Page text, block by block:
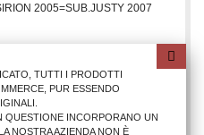
2005=SUB.JUSTY 2007
CARRELLO
TUTTI I PRODOTTI
PUR ESSENDO
QUESTIONE INCORPORANO UN
NOSTRA AZIENDA NON È